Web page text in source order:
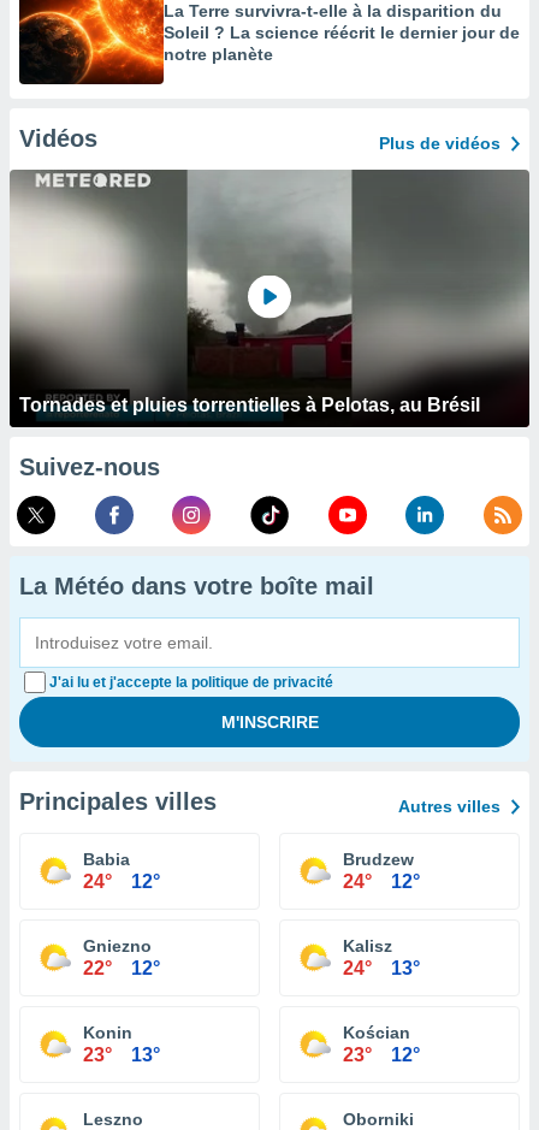
La Terre survivra-t-elle à la disparition du
Soleil ? La science réécrit le dernier jour de
notre planète
Vidéos Plus de vidéos
Tornades et pluies torrentielles à Pelotas, au Brésil
Suivez-nous
La Météo dans votre boîte mail
J'ai lu et j'accepte la politique de privacité
Principales villes Autres villes
Babia
24° 12°
Brudzew
24° 12°
Gniezno
22° 12°
Kalisz
24° 13°
Konin
23° 13°
Kościan
23° 12°
Leszno Oborniki